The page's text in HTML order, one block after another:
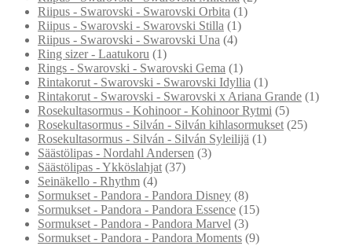
Riipus - Swarovski - Swarovski Orbita (1)
Riipus - Swarovski - Swarovski Stilla (1)
Riipus - Swarovski - Swarovski Una (4)
Ring sizer - Laatukoru (1)
Rings - Swarovski - Swarovski Gema (1)
Rintakorut - Swarovski - Swarovski Idyllia (1)
Rintakorut - Swarovski - Swarovski x Ariana Grande (1)
Rosekultasormus - Kohinoor - Kohinoor Rytmi (5)
Rosekultasormus - Silván - Silván kihlasormukset (25)
Rosekultasormus - Silván - Silván Syleilijä (1)
Säästölipas - Nordahl Andersen (3)
Säästölipas - Ykköslahjat (37)
Seinäkello - Rhythm (4)
Sormukset - Pandora - Pandora Disney (8)
Sormukset - Pandora - Pandora Essence (15)
Sormukset - Pandora - Pandora Marvel (3)
Sormukset - Pandora - Pandora Moments (9)